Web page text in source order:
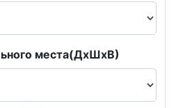
места(ДxШxВ)